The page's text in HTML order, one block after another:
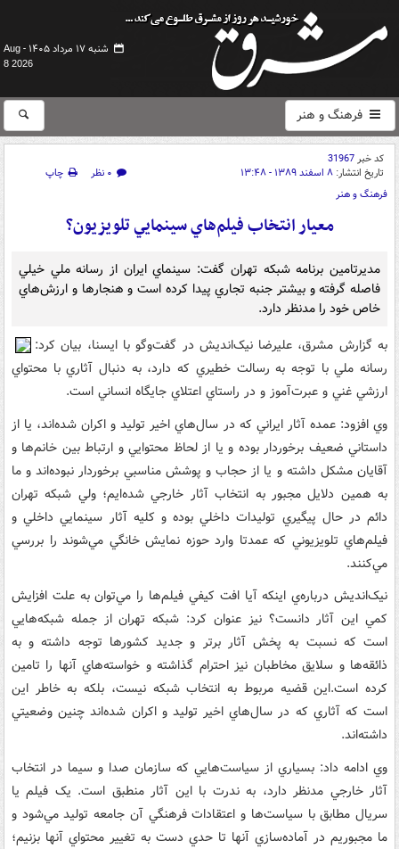
شنبه ۱۷ مرداد ۱۴۰۵ -
Aug
8 2026
فرهنگ و هنر
کد خبر31967
تاریخ انتشار: ۸ اسفند ۱۳۸۹ - ۱۳:۴۸ ۰ نظر
چاپ
فرهنگ و هنر
معيار انتخاب فيلم‌هاي سينمايي تلويزيون؟
مديرتامين برنامه‌ شبکه تهران گفت: سينماي ايران از رسانه ملي خيلي
فاصله گرفته و بيشتر جنبه تجاري پيدا کرده است و هنجارها و ارزش‌هاي
خاص خود را مدنظر دارد.
به گزارش مشرق، عليرضا نيک‌انديش در گفت‌وگو با ايسنا، بيان کرد:
رسانه ملي با توجه به رسالت خطيري که دارد، به دنبال آثاري با محتواي
ارزشي غني و عبرت‌آموز و در راستاي اعتلاي جايگاه انساني است.
وي افزود: عمده آثار ايراني که در سال‌هاي اخير توليد و اکران شده‌اند، يا از
داستاني ضعيف برخوردار بوده و يا از لحاظ محتوايي و ارتباط بين خانم‌ها و
آقايان مشکل داشته و يا از حجاب و پوشش مناسبي برخوردار نبوده‌اند و ما
به همين دلايل مجبور به انتخاب آثار خارجي شده‌ايم؛ ولي شبکه تهران
دائم در حال پيگيري توليدات داخلي بوده و کليه آثار سينمايي داخلي و
فيلم‌هاي تلويزيوني که عمدتا وارد حوزه نمايش خانگي مي‌شوند را بررسي
مي‌کنند.
نيک‌انديش درباره‌ي اينکه آيا افت کيفي فيلم‌ها را مي‌توان به علت افزايش
کمي اين آثار دانست؟ نيز عنوان کرد: شبکه تهران از جمله شبکه‌هايي
است که نسبت به پخش آثار برتر و جديد کشورها توجه داشته و به
ذائقه‌ها و سلايق مخاطبان نيز احترام گذاشته و خواسته‌هاي آنها را تامين
کرده است.اين قضيه مربوط به انتخاب شبکه نيست، بلکه به خاطر اين
است که آثاري که در سال‌هاي اخير توليد و اکران شده‌اند چنين وضعيتي
داشته‌اند.
وي ادامه داد: بسياري از سياست‌هايي که سازمان صدا و سيما در انتخاب
آثار خارجي مدنظر دارد، به ندرت با اين آثار منطبق است. يک فيلم يا
سريال مطابق با سياست‌ها و اعتقادات فرهنگي آن جامعه توليد مي‌شود و
ما مجبوريم در آماده‌سازي آنها تا حدي دست به تغيير محتواي آنها بزنيم؛